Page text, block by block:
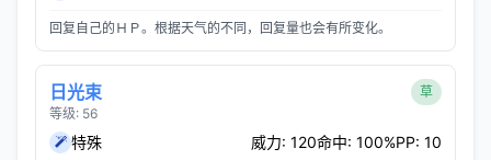
回复自己的ＨＰ。根据天气的不同，回复量也会有所变化。
日光束
等级: 56
草
特殊 威力: 120命中: 100%PP: 10